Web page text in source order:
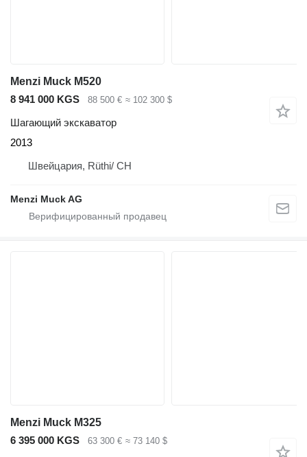
Menzi Muck M520
8 941 000 KGS
88 500 € ≈ 102 300 $
Шагающий экскаватор
2013
Швейцария, Rüthi/ CH
Menzi Muck AG
Menzi Muck M325
6 395 000 KGS
63 300 € ≈ 73 140 $